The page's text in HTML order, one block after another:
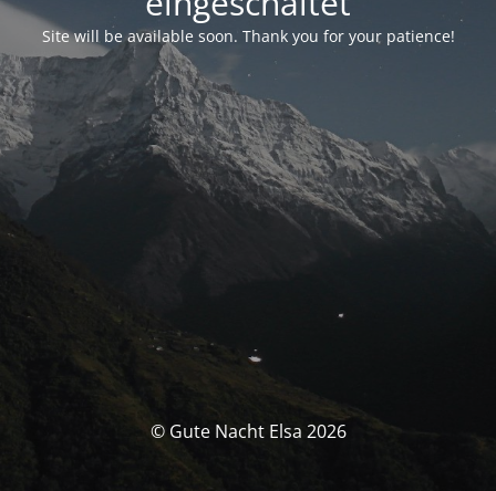
Site will be available soon. Thank you for your patience!
© Gute Nacht Elsa 2026